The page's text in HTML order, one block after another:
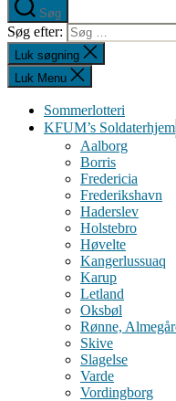
Søg
Søg efter:
Luk søgning
Luk Menu
Sommerlotteri
KFUM’s Soldaterhjem
Aalborg
Borris
Fredericia
Frederikshavn
Haderslev
Holstebro
Høvelte
Kangerlussuaq
Karup
Letland
Oksbøl
Rønne,
Skive
Slagelse
Varde
Vordingborg